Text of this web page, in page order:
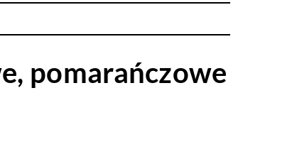
pomarańczowe